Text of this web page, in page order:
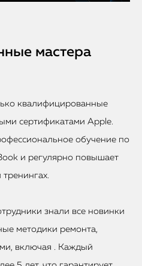
мастера
квалифицированные
сертификатами Apple.
обучение по
и регулярно повышает
знали все новинки
методики ремонта,
включая . Каждый